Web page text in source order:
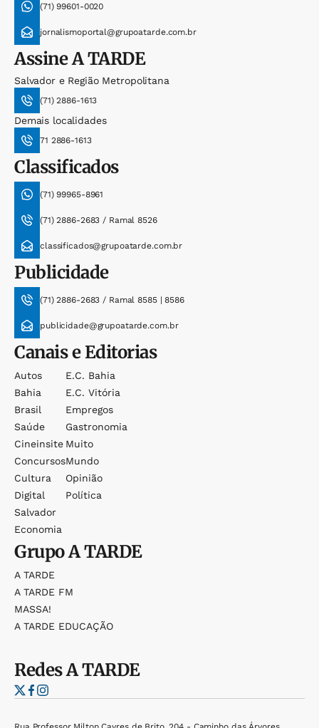
(71) 99601-0020
jornalismoportal@grupoatarde.com.br
AssineA TARDE
Salvador e Região Metropolitana
(71) 2886-1613
Demais localidades
71 2886-1613
Classificados
(71) 99965-8961
(71) 2886-2683 / Ramal 8526
classificados@grupoatarde.com.br
Publicidade
(71) 2886-2683 / Ramal 8585 | 8586
publicidade@grupoatarde.com.br
Canais e Editorias
Autos
Bahia
Brasil
Saúde
Cineinsite
Concursos
Cultura
Digital
Salvador
Economia
E.c. Bahia
E.c. Vitória
Empregos
Gastronomia
Muito
Mundo
Opinião
Política
GrupoA TARDE
A TARDE
A TARDE FM
MASSA!
A TARDE EDUCAÇÃO
RedesA TARDE